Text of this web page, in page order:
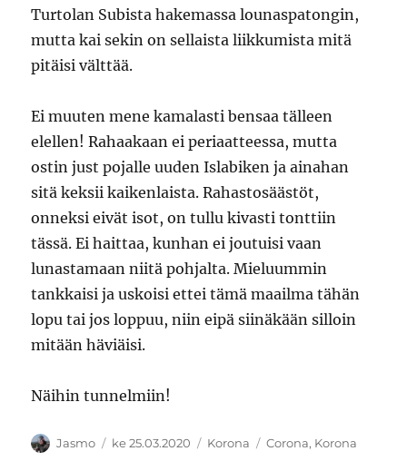
Turtolan Subista hakemassa lounaspatongin,
mutta kai sekin on sellaista liikkumista mitä
pitäisi välttää.
Ei muuten mene kamalasti bensaa tälleen
elellen! Rahaakaan ei periaatteessa, mutta
ostin just pojalle uuden Islabiken ja ainahan
sitä keksii kaikenlaista. Rahastosäästöt,
onneksi eivät isot, on tullu kivasti tonttiin
tässä. Ei haittaa, kunhan ei joutuisi vaan
lunastamaan niitä pohjalta. Mieluummin
tankkaisi ja uskoisi ettei tämä maailma tähän
lopu tai jos loppuu, niin eipä siinäkään silloin
mitään häviäisi.
Näihin tunnelmiin!
Kirjoittaja
Jasmo Julkaistu
ke 25.03.2020 Kategoriat
Korona Avainsanat
Corona, Korona